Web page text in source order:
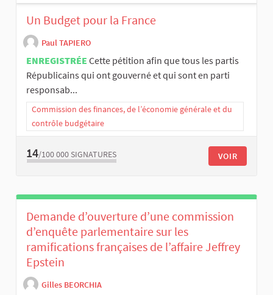
Un Budget pour la France
Paul TAPIERO
ENREGISTRÉE Cette pétition afin que tous les partis
Républicains qui ont gouverné et qui sont en parti
responsab...
Commission des finances, de l’économie générale et du
contrôle budgétaire
14/100 000 SIGNATURES VOIR
Demande d’ouverture d’une commission
d’enquête parlementaire sur les
ramifications françaises de l’affaire Jeffrey
Epstein
Gilles BEORCHIA